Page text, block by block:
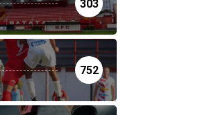
303
752